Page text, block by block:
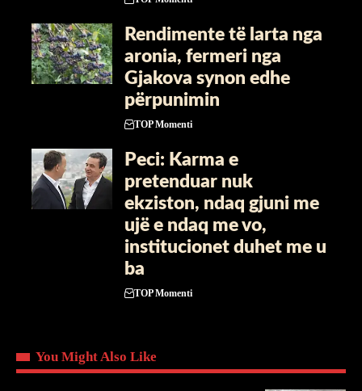
Rendimente të larta nga
aronia, fermeri nga
Gjakova synon edhe
përpunimin
TOP Momenti
Peci: Karma e
pretenduar nuk
ekziston, ndaq gjuni me
ujë e ndaq me vo,
institucionet duhet me u
ba
TOP Momenti
You Might Also Like